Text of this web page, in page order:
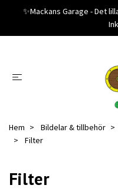
✨️Mackans Garage - Det
Hem Bildelar & tillbehör
Filter
Filter